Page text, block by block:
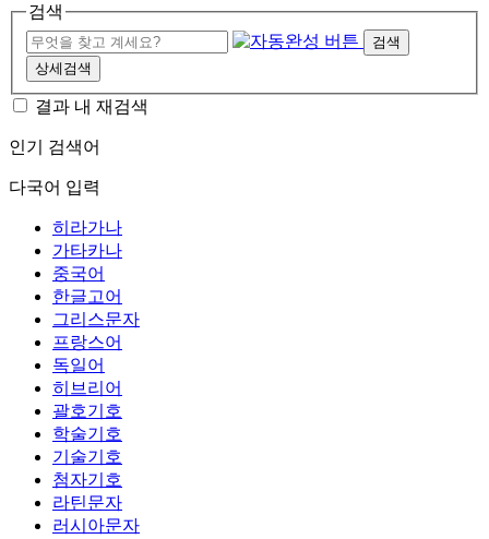
검색
검색
상세검색
결과 내 재검색
인기 검색어
다국어 입력
히라가나
가타카나
중국어
한글고어
그리스문자
프랑스어
독일어
히브리어
괄호기호
학술기호
기술기호
첨자기호
라틴문자
러시아문자